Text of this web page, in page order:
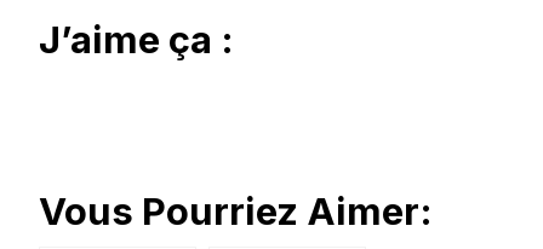
J’aime ça :
Vous Pourriez Aimer: